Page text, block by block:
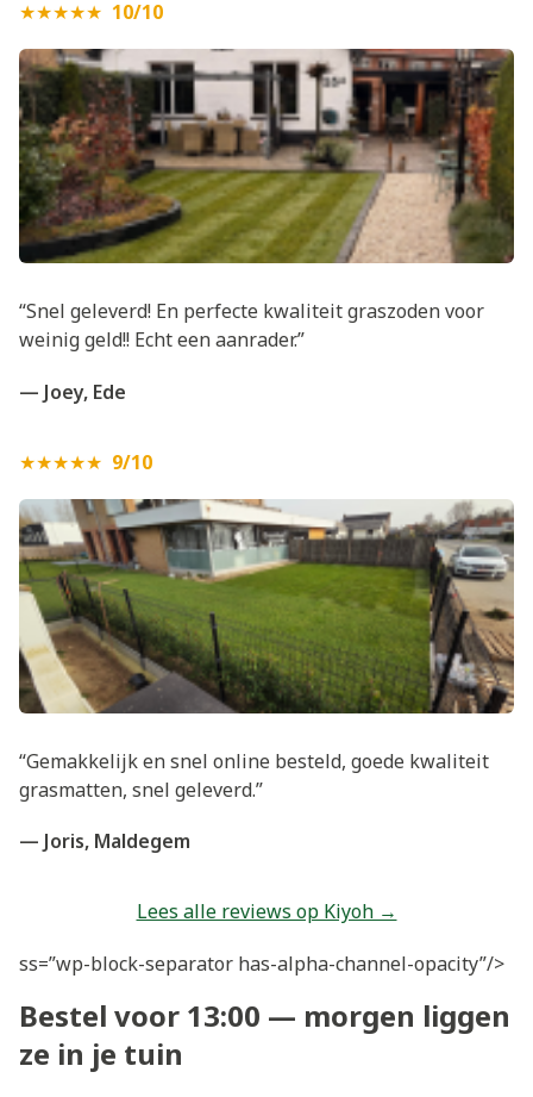
★★★★★ 10/10
“Snel geleverd! En perfecte kwaliteit graszoden voor
weinig geld!! Echt een aanrader.”
— Joey, Ede
★★★★★ 9/10
“Gemakkelijk en snel online besteld, goede kwaliteit
grasmatten, snel geleverd.”
— Joris, Maldegem
Lees alle reviews op Kiyoh →
ss=”wp-block-separator has-alpha-channel-opacity”/>
Bestel voor 13:00 — morgen liggen
ze in je tuin